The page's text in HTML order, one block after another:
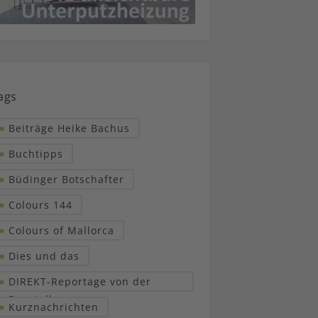
Beiträge Heike Bachus
Buchtipps
Büdinger Botschafter
Colours 144
Colours of Mallorca
Dies und das
DIREKT-Reportage von der
Baustelle
Kurznachrichten